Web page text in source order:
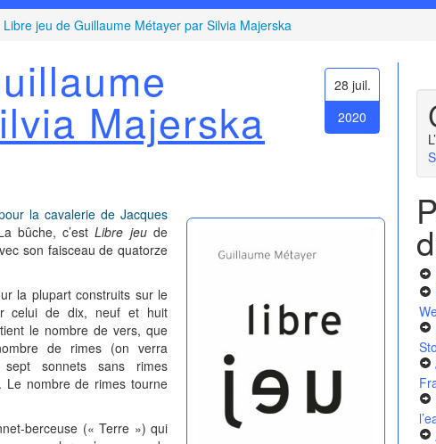
Libre jeu de Guillaume Métayer par Silvia Majerska
28 juil.
2020
Majerska
la cavalerie de Jacques
bûche, c’estLibre jeude
son faisceau de quatorze
la plupart construits sur le
celui de dix, neuf et huit
le nombre de vers, que
de rimes (on verra
sonnets sans rimes
Le nombre de rimes tourne
berceuse (« Terre ») qui